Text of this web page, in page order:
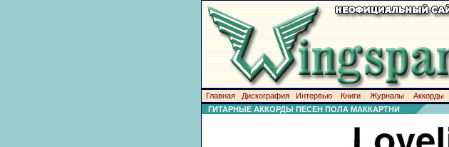
Главная Дискография Интервью Книги Журналы Аккорды
ГИТАРНЫЕ АККОРДЫ ПЕСЕН ПОЛА МАККАРТНИ